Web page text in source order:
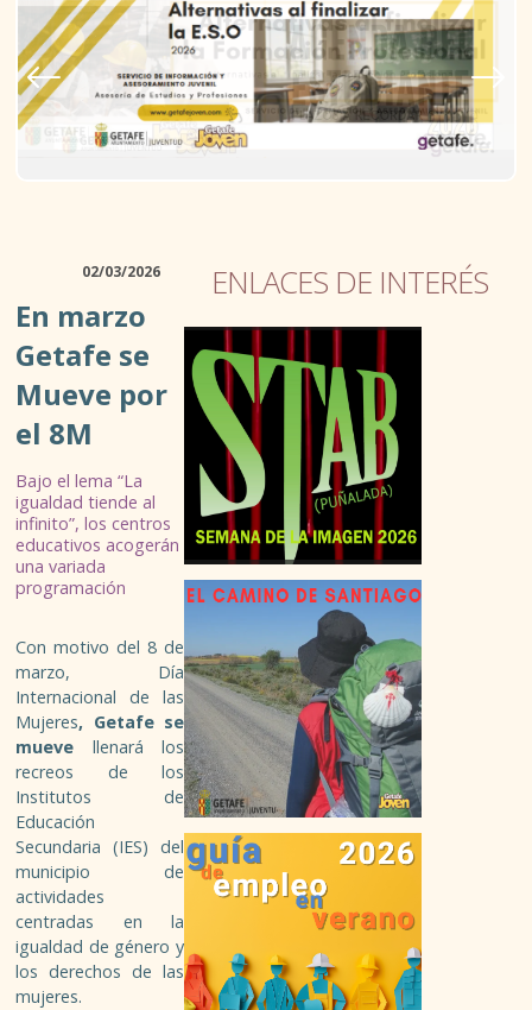
ASOCIACIONISMO Y TIEMPO LIBRE
ACTIVIDADES AL AIRE LIBRE
TALLERES Y ESPACIOS ABIERTOS
ESPACIO MÚSICA JOVEN
TALLERES
PROGRAMA DE MÚSICA
INFORMACIÓN GENERAL Y RECURSOS
ASESORÍAS
CARNÉS JUVENILES
FORMACIÓN TIEMPO LIBRE
GARANTÍA JUVENIL
PUBLICACIONES
02/03/2026
En marzo
Getafe se
Mueve por
el 8M
Bajo el lema “La
igualdad tiende al
infinito”, los centros
educativos acogerán
una variada
programación
Con motivo del 8 de
marzo, Día
Internacional de las
Mujeres, Getafe se
mueve llenará los
recreos de los
Institutos de
Educación
Secundaria (IES) del
municipio de
actividades
centradas en la
igualdad de género y
los derechos de las
mujeres.
ENLACES DE INTERÉS